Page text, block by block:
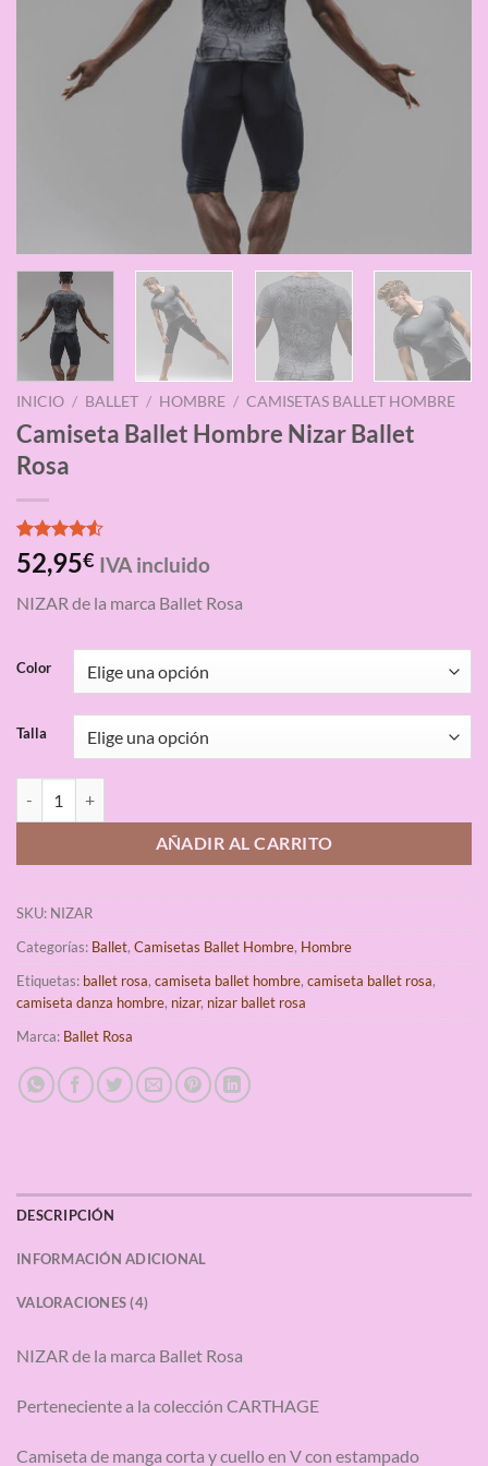
INICIO / BALLET / HOMBRE / CAMISETAS BALLET HOMBRE
Camiseta Ballet Hombre Nizar Ballet
Rosa
Valorado
con4.50
base a
4
52,95€ IVA incluido
NIZAR de la marca Ballet Rosa
Color
Talla
AÑADIR AL CARRITO
SKU: NIZAR
Categorías: Ballet, Camisetas Ballet Hombre, Hombre
Etiquetas: ballet rosa, camiseta ballet hombre, camiseta ballet rosa,
camiseta danza hombre, nizar, nizar ballet rosa
Marca: Ballet Rosa
DESCRIPCIÓN
INFORMACIÓN ADICIONAL
VALORACIONES (4)
NIZAR de la marca Ballet Rosa
Perteneciente a la colección CARTHAGE
Camiseta de manga corta y cuello en V con estampado